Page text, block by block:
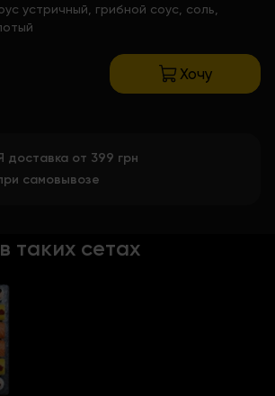
устричный, грибной соус, соль,
Хочу
от 399 грн
самовывозе
таких сетах